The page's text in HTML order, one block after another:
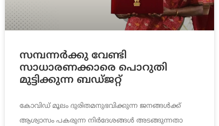
സമ്പന്നര്‍ക്കു വേണ്ടി
സാധാരണക്കാരെ പൊറുതി
മുട്ടിക്കുന്ന ബഡ്ജറ്റ്
കോവിഡ് മൂലം ദുരിതമനുഭവിക്കുന്ന ജനങ്ങള്‍ക്ക്
ആശ്വാസം പകരുന്ന നിര്‍ദേശങ്ങള്‍ അടങ്ങുന്നതാ